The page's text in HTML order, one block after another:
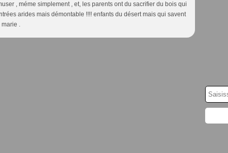
, méme simplement , et, les parents ont du sacrifier du bois qui
arides mais démontable !!!! enfants du désert mais qui savent
marie .